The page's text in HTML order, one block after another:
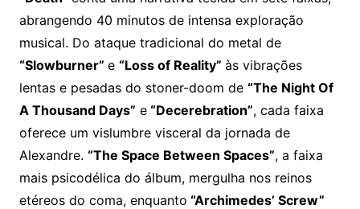
abrangendo 40 minutos de intensa exploração
musical. Do ataque tradicional do metal de
“Slowburner” e “Loss of Reality” às vibrações
lentas e pesadas do stoner-doom de “The Night Of
A Thousand Days” e“Decerebration”, cada faixa
oferece um vislumbre visceral da jornada de
Alexandre. “The Space Between Spaces”, a faixa
mais psicodélica do álbum, mergulha nos reinos
etéreos do coma, enquanto “Archimedes’ Screw”